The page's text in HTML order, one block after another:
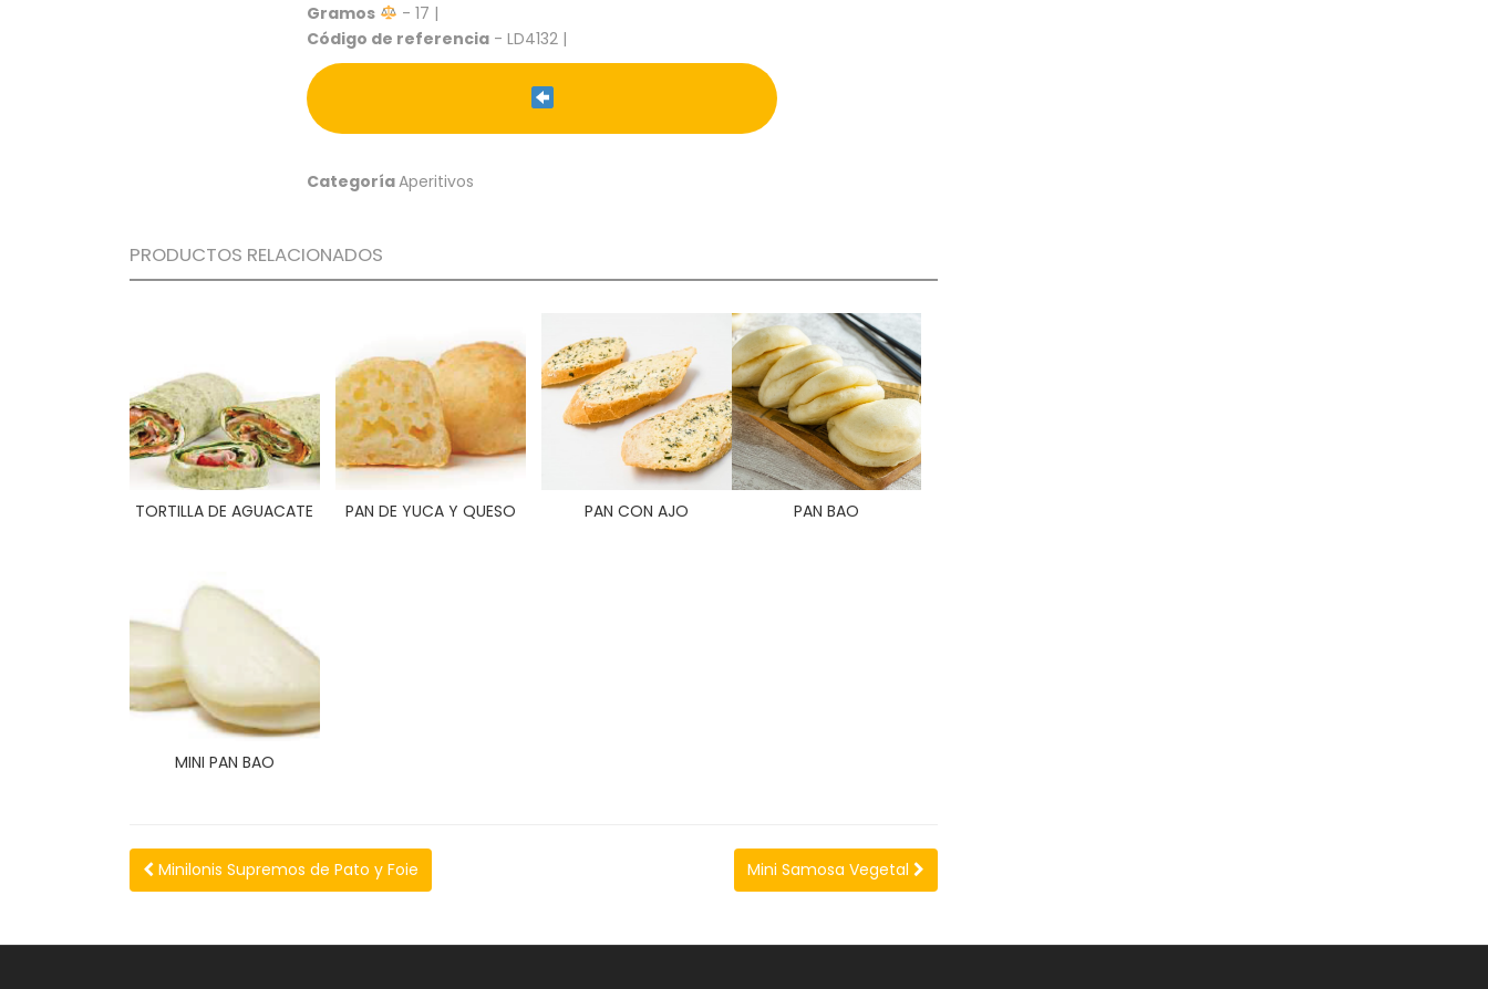
Gramos
- 17 |
Código de referencia - LD4132 |
CategoríaAperitivos
PRODUCTOS RELACIONADOS
TORTILLA DE AGUACATE PAN DE YUCA Y QUESO PAN CON AJO PAN BAO
MINI PAN BAO
Minilonis Supremos de Pato y Foie Mini Samosa Vegetal